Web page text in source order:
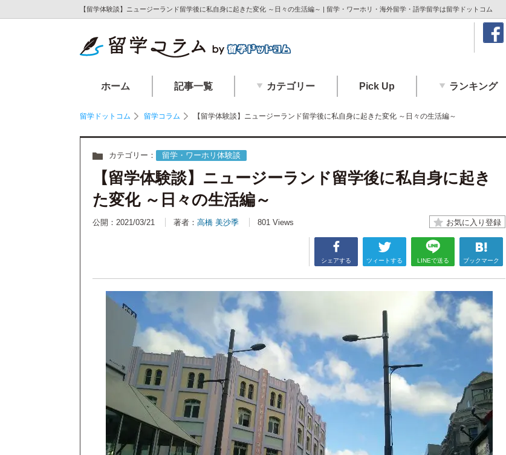
【留学体験談】ニュージーランド留学後に私自身に起きた変化 ～日々の生活編～ | 留学・ワーホリ・海外留学・語学留学は留学ドットコム
ホーム 記事一覧 カテゴリー Pick Up ランキング
留学ドットコム 留学コラム 【留学体験談】ニュージーランド留学後に私自身に起きた変化 ～日々の生活編～
カテゴリー： 留学・ワーホリ体験談
【留学体験談】ニュージーランド留学後に私自身に起き
た変化 ～日々の生活編～
公開：2021/03/21 著者： 高橋 美沙季 801 Views
シェアする ツィートする LINEで送る ブックマーク